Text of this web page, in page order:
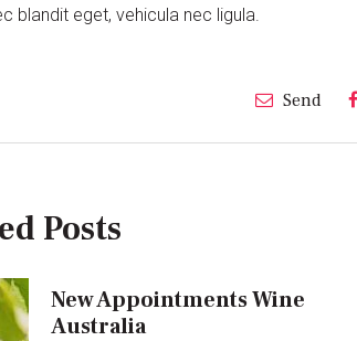
blandit eget, vehicula nec ligula.
Send
Posts
New Appointments Wine
Australia